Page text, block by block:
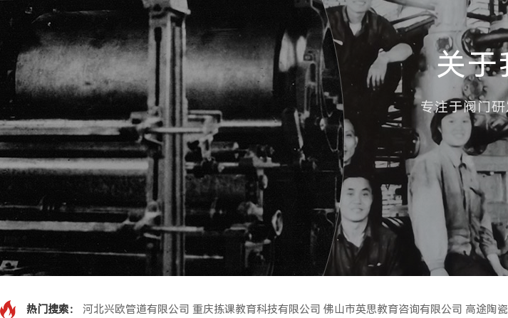
关于
专注于阀门
热门搜索： 河北兴欧管道有限公司 重庆拣课教育科技有限公司 佛山市英思教育咨询有限公司 高途陶